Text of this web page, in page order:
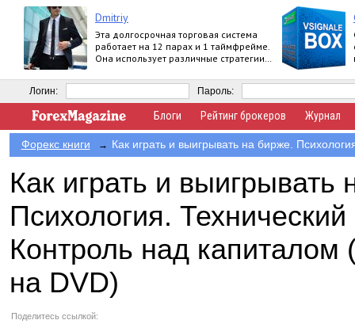
Dmitriy
Эта долгосрочная торговая система
работает на 12 парах и 1 таймфрейме.
Она использует различные стратегии
Логин: Пароль:
Блоги Рейтинг брокеров Журнал
Форекс книги → Как играть и выигрывать на бирже.
Как играть и выигрывать
Психология.
Контроль над капиталом
на DVD)
Поделитесь ссылкой: